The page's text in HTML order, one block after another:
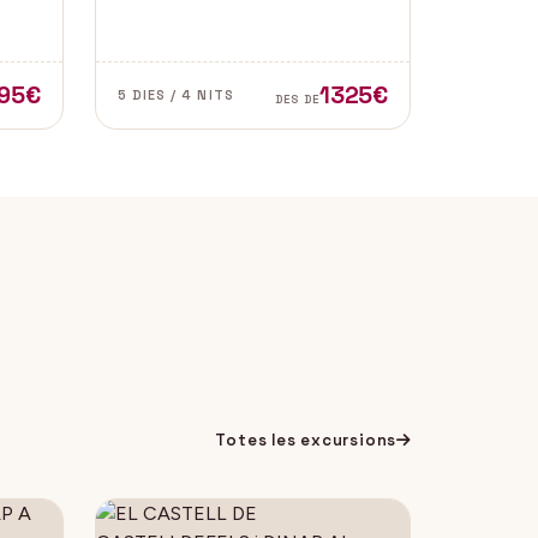
especialment a les províncies de
Cadis i Màlaga. Vens amb
nosaltres?
5 DIES / 4 NITS DES DE1325€
Totes les excursions